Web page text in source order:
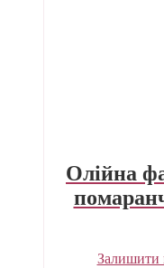
Олійна
Залишити